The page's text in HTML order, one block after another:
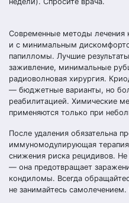
Современные методы лечения
и с минимальным
папилломы. Лучшие
заживление, минимальные
радиоволновая хирургия.
— бюджетные варианты, но
реабилитацией. Химические
применяются только при
После удаления обязательна
иммуномодулирующая
снижения риска рецидивов.
— она предотвращает
кондиломы. Всегда
не занимайтесь